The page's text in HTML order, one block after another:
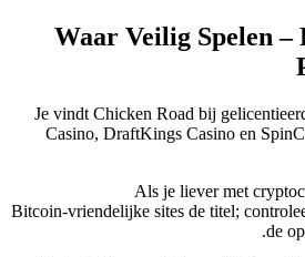
11. Waar Veilig Spelen
Je vindt Chicken Road bij
Casino, DraftKings Casino en
Als je liever met
Bitcoin‑vriendelijke sites de titel;
de